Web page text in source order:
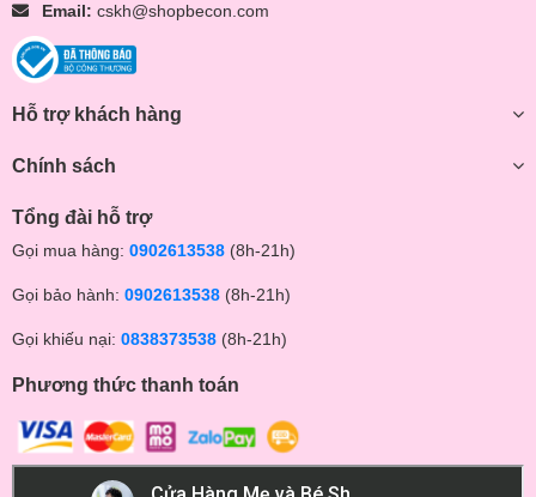
Email: cskh@shopbecon.com
Hỗ trợ khách hàng
Chính sách
Tổng đài hỗ trợ
Gọi mua hàng: 0902613538 (8h-21h)
Gọi bảo hành: 0902613538 (8h-21h)
Gọi khiếu nại: 0838373538 (8h-21h)
Phương thức thanh toán